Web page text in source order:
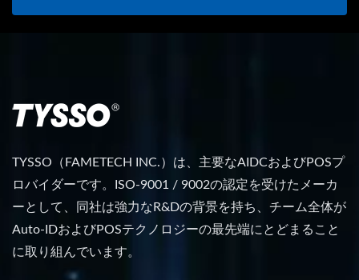
TYSSO（FAMETECH INC.）は、主要なAIDCおよびPOSプ
ロバイダーです。ISO-9001 / 9002の認定を受けたメーカ
ーとして、同社は強力なR&Dの背景を持ち、チーム全体が
Auto-IDおよびPOSテクノロジーの最先端にとどまること
に取り組んでいます。